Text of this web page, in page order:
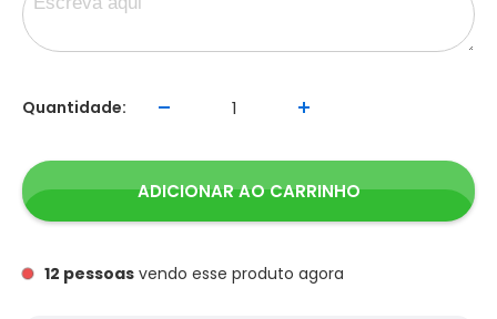
Quantidade:
ADICIONAR AO CARRINHO
12 pessoas vendo esse produto agora